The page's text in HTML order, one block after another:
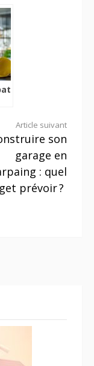
Article suivant
son
garage en
: quel
prévoir ?